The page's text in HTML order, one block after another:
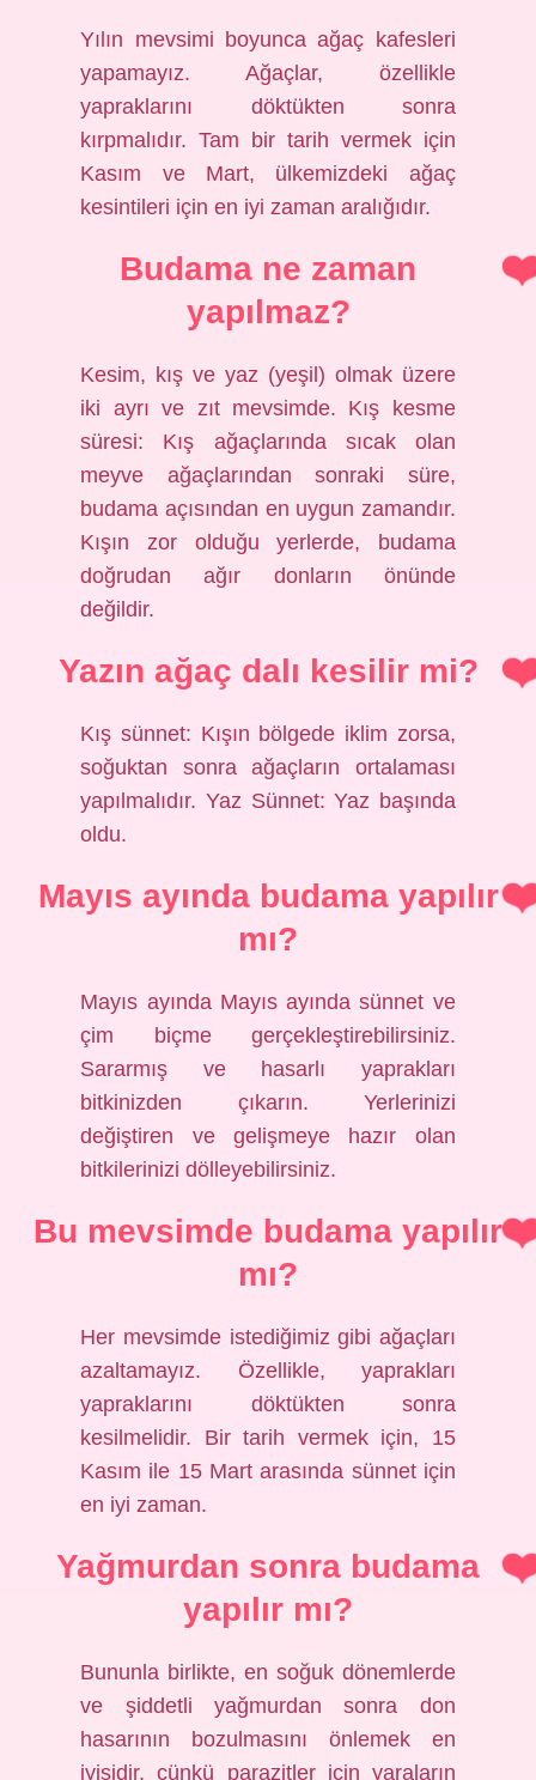
Yılın mevsimi boyunca ağaç kafesleri
yapamayız. Ağaçlar, özellikle
yapraklarını döktükten sonra
kırpmalıdır. Tam bir tarih vermek için
Kasım ve Mart, ülkemizdeki ağaç
kesintileri için en iyi zaman aralığıdır.
Budama ne zaman
yapılmaz?
Kesim, kış ve yaz (yeşil) olmak üzere
iki ayrı ve zıt mevsimde. Kış kesme
süresi: Kış ağaçlarında sıcak olan
meyve ağaçlarından sonraki süre,
budama açısından en uygun zamandır.
Kışın zor olduğu yerlerde, budama
doğrudan ağır donların önünde
değildir.
Yazın ağaç dalı kesilir mi?
Kış sünnet: Kışın bölgede iklim zorsa,
soğuktan sonra ağaçların ortalaması
yapılmalıdır. Yaz Sünnet: Yaz başında
oldu.
Mayıs ayında budama yapılır
mı?
Mayıs ayında Mayıs ayında sünnet ve
çim biçme gerçekleştirebilirsiniz.
Sararmış ve hasarlı yaprakları
bitkinizden çıkarın. Yerlerinizi
değiştiren ve gelişmeye hazır olan
bitkilerinizi dölleyebilirsiniz.
Bu mevsimde budama yapılır
mı?
Her mevsimde istediğimiz gibi ağaçları
azaltamayız. Özellikle, yaprakları
yapraklarını döktükten sonra
kesilmelidir. Bir tarih vermek için, 15
Kasım ile 15 Mart arasında sünnet için
en iyi zaman.
Yağmurdan sonra budama
yapılır mı?
Bununla birlikte, en soğuk dönemlerde
ve şiddetli yağmurdan sonra don
hasarının bozulmasını önlemek en
iyisidir, çünkü parazitler için yaraların